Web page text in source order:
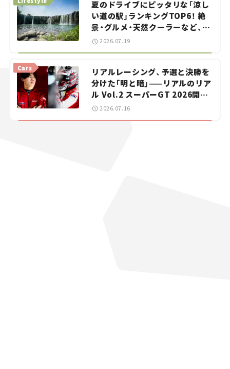
夏のドライブにピッタリな「涼し
い道の駅」ランキングTOP6！ 絶
景・グルメ・天然クーラーなど、避
暑におすすめのスポットを紹介
【道の駅マニアの推し駅ガイド】
2026.07.19
リアルレーシング、予選と決勝を
分けた「明と暗」——リアルのリア
ル Vol.2 スーパーGT 2026開幕
戦 岡山国際サーキット
Cars
2026.07.16